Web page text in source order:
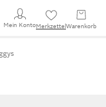
Mein KontoMerkzettel Warenkorb